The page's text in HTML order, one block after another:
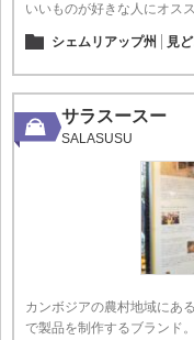
いいものが好きな人にオスス
シェムリアップ州 見
サラスースー
SALASUSU
カンボジアの農村地域にあ
で製品を制作するブランド